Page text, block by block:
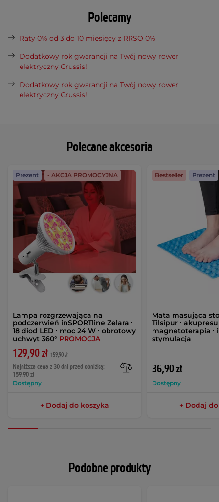
Polecane akcesoria
Lampa rozgrzewająca na
podczerwień inSPORTline Zelara ∙
18 diod LED ∙ moc 24 W ∙ obrotowy
uchwyt 360° PROMOCJA
129,90 zł 159,90 zł
Najniższa cena z 30 dni przed obniżką:
159,90 zł
Dostępny
Prezent - AKCJA PROMOCYJNA
+ Dodaj do koszyka
Mata masująca
Tilsipur ∙
magnetoterapia ∙
stymulacja
36,90 zł
Dostępny
Bestseller Prezent
+ Dodaj
Polecamy
Raty 0% od 3 do 10 miesięcy z RRSO 0%
Dodatkowy rok gwarancji na Twój nowy rower
elektryczny Crussis!
Dodatkowy rok gwarancji na Twój nowy rower
elektryczny Crussis!
Podobne produkty